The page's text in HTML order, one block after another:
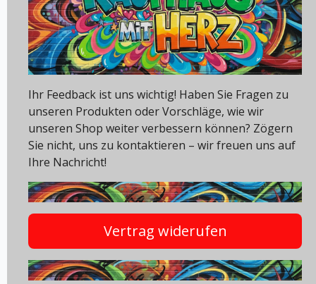
Ihr Feedback ist uns wichtig! Haben Sie Fragen zu
unseren Produkten oder Vorschläge, wie wir
unseren Shop weiter verbessern können? Zögern
Sie nicht, uns zu kontaktieren – wir freuen uns auf
Ihre Nachricht!
Vertrag widerufen